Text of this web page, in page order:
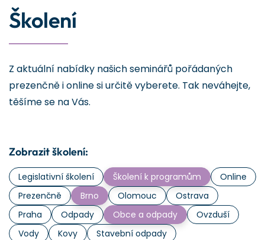
Školení
Z aktuální nabídky našich seminářů pořádaných
prezenčně i online si určitě vyberete. Tak neváhejte,
těšíme se na Vás.
Zobrazit školení:
Legislativní školení Školení k programům
Online
Prezenčně
Brno Olomouc
Ostrava
Praha
Odpady Obce a odpady
Ovzduší
Vody
Kovy
Stavební odpady